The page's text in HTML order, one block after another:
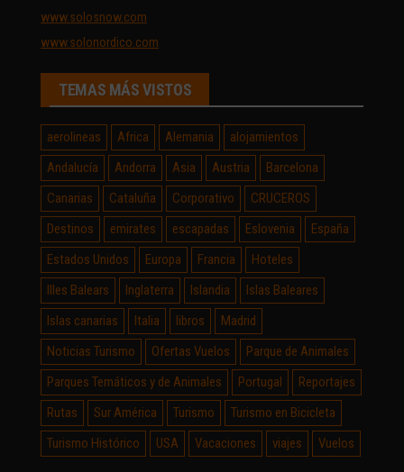
www.solosnow.com
www.solonordico.com
TEMAS MÁS VISTOS
aerolineas Africa Alemania
alojamientos
Andalucía
Andorra Asia Austria
Barcelona
Canarias
Cataluña Corporativo
CRUCEROS
Destinos
emirates escapadas Eslovenia
España
Estados Unidos
Europa Francia
Hoteles
Illes Balears
Inglaterra Islandia
Islas Baleares
Islas canarias
Italia libros
Madrid
Noticias Turismo
Ofertas Vuelos
Parque de Animales
Parques Temáticos y de Animales
Portugal
Reportajes
Rutas
Sur América Turismo
Turismo en Bicicleta
Turismo Histórico
USA Vacaciones viajes Vuelos